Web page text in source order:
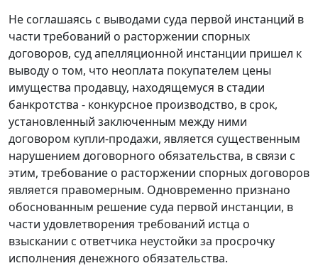
Не соглашаясь с выводами суда первой инстанций в
части требований о расторжении спорных
договоров, суд апелляционной инстанции пришел к
выводу о том, что неоплата покупателем цены
имущества продавцу, находящемуся в стадии
банкротства - конкурсное производство, в срок,
установленный заключенным между ними
договором купли-продажи, является существенным
нарушением договорного обязательства, в связи с
этим, требование о расторжении спорных договоров
является правомерным. Одновременно признано
обоснованным решение суда первой инстанции, в
части удовлетворения требований истца о
взыскании с ответчика неустойки за просрочку
исполнения денежного обязательства.